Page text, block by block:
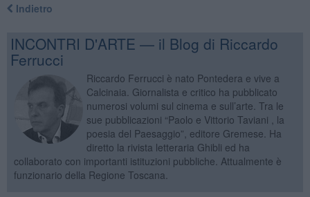
Indietro
INCONTRI D'ARTE — il Blog di Riccardo
Ferrucci
Riccardo Ferrucci è nato Pontedera e vive a
Calcinaia. Giornalista e critico ha pubblicato
numerosi volumi sul cinema e sull’arte. Tra le
sue pubblicazioni “Paolo e Vittorio Taviani , la
poesia del Paesaggio”, editore Gremese. Ha
diretto la rivista letteraria Ghibli ed ha
collaborato con importanti istituzioni pubbliche. Attualmente è
funzionario della Regione Toscana.